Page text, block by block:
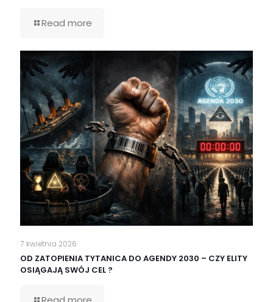
Read more
7 kwietnia 2026
OD ZATOPIENIA TYTANICA DO AGENDY 2030 – CZY ELITY
OSIĄGAJĄ SWÓJ CEL ?